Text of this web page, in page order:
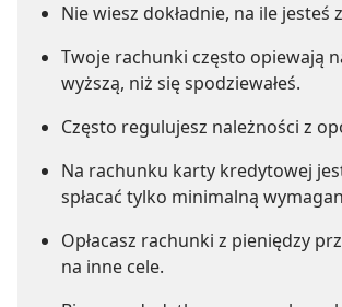
Nie wiesz dokładnie, na ile jesteś
Twoje rachunki często opiewają
wyższą, niż się spodziewałeś.
Często regulujesz należności z
Na rachunku karty kredytowej
spłacać tylko minimalną
Opłacasz rachunki z pieniędzy
na inne cele.